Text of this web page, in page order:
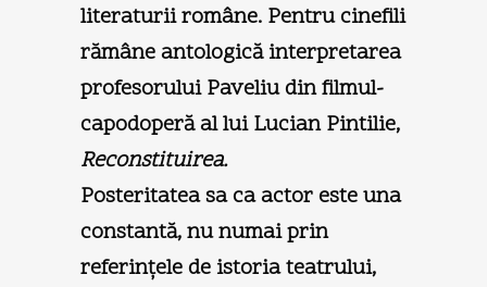
literaturii române. Pentru cinefili
rămâne antologică interpretarea
profesorului Paveliu din filmul-
capodoperă al lui Lucian Pintilie,
Reconstituirea.
Posteritatea sa ca actor este una
constantă, nu numai prin
referinţele de istoria teatrului,